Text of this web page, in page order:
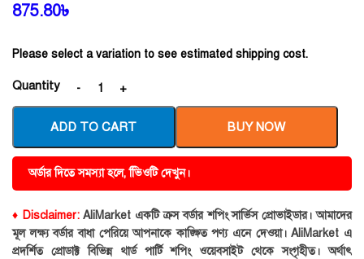
875.80৳
Please select a variation to see estimated shipping cost.
Quantity
ADD TO CART BUY NOW
অর্ডার দিতে সমস্যা হলে, ভিিওটি দেখুন।
♦ Disclaimer:AliMarket একটি ক্রস বর্ডার শপিং সার্ভিস প্রোভাইডার। আমাদের
মূল লক্ষ্য বর্ডার বাধা পেরিয়ে আপনাকে কাঙ্ক্ষিত পণ্য এনে দেওয়া। AliMarket এ
প্রদর্শিত প্রোডাক্ট বিভিন্ন থার্ড পার্টি শপিং ওয়েবসাইট থেকে সংগৃহীত। অর্থাৎ